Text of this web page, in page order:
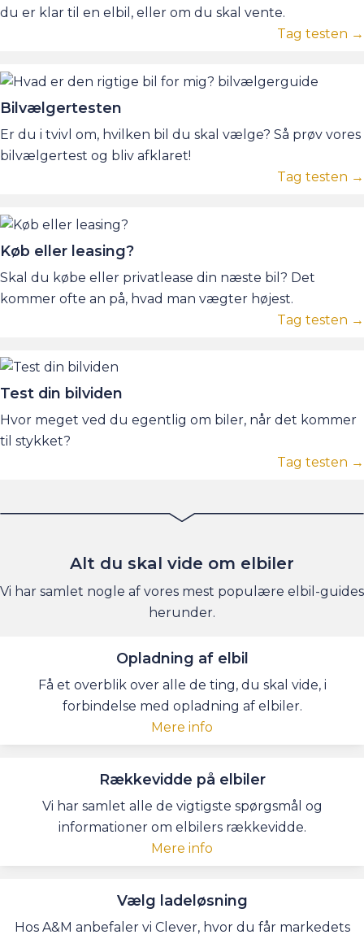
du er klar til en elbil, eller om du skal vente.
Tag testen →
Bilvælgertesten
Er du i tvivl om, hvilken bil du skal vælge? Så prøv vores
bilvælgertest og bliv afklaret!
Tag testen →
Køb eller leasing?
Skal du købe eller privatlease din næste bil? Det
kommer ofte an på, hvad man vægter højest.
Tag testen →
Test din bilviden
Hvor meget ved du egentlig om biler, når det kommer
til stykket?
Tag testen →
Alt du skal vide om elbiler
Vi har samlet nogle af vores mest populære elbil-guides
herunder.
Opladning af elbil
Få et overblik over alle de ting, du skal vide, i
forbindelse med opladning af elbiler.
Mere info
Rækkevidde på elbiler
Vi har samlet alle de vigtigste spørgsmål og
informationer om elbilers rækkevidde.
Mere info
Vælg ladeløsning
Hos A&M anbefaler vi Clever, hvor du får markedets